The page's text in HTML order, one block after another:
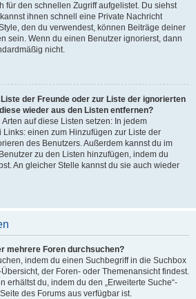
für den schnellen Zugriff aufgelistet. Du siehst
ihnen schnell eine Private Nachricht
den du verwendest, können Beiträge deiner
sein. Wenn du einen Benutzer ignorierst, dann
nicht.
der Freunde oder zur Liste der ignorierten
wieder aus den Listen entfernen?
auf diese Listen setzen: In jedem
Links: einen zum Hinzufügen zur Liste der
des Benutzers. Außerdem kannst du im
zu den Listen hinzufügen, indem du
An gleicher Stelle kannst du sie auch wieder
mehrere Foren durchsuchen?
indem du einen Suchbegriff in die Suchbox
der Foren- oder Themenansicht findest.
erhältst du, indem du den „Erweiterte Suche“-
des Forums aus verfügbar ist.